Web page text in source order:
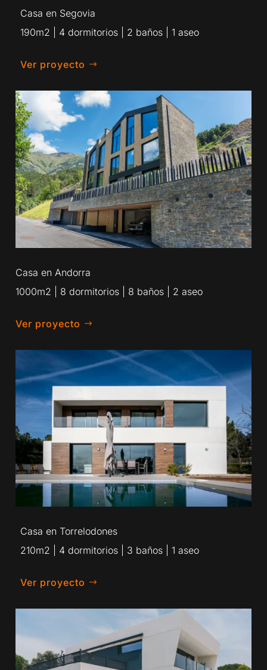
Casa en Segovia
190m2 | 4 dormitorios | 2 baños | 1 aseo
Ver proyecto
Casa en Andorra
1000m2 | 8 dormitorios | 8 baños | 2 aseo
Ver proyecto
Casa en Torrelodones
210m2 | 4 dormitorios | 3 baños | 1 aseo
Ver proyecto